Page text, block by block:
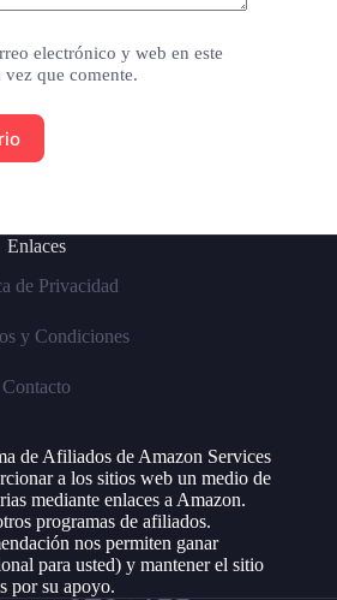
electrónico y web en este
que comente.
Enlaces
de Privacidad
y Condiciones
Contacto
de Afiliados de Amazon Services
a los sitios web un medio de
mediante enlaces a Amazon.
programas de afiliados.
nos permiten ganar
para usted) y mantener el sitio
por su apoyo.